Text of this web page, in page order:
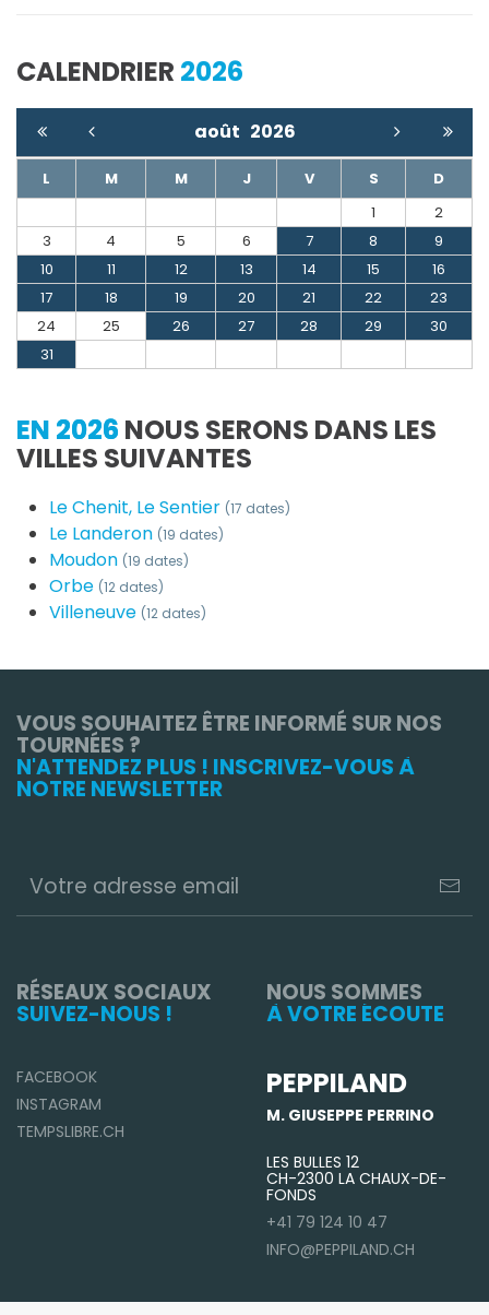
CALENDRIER 2026
août 2026
L M M J V S
D
1
2
3
4 5 6 7 8
9
10
11 12 13 14 15
16
17
18 19 20 21 22
23
24
25 26 27 28 29
30
31
EN 2026 NOUS SERONS DANS LES
VILLES SUIVANTES
Le Chenit, Le Sentier (17 dates)
Le Landeron (19 dates)
Moudon (19 dates)
Orbe (12 dates)
Villeneuve (12 dates)
VOUS SOUHAITEZ ÊTRE INFORMÉ SUR NOS
TOURNÉES ?
N'ATTENDEZ PLUS ! INSCRIVEZ-VOUS À
NOTRE NEWSLETTER
RÉSEAUX SOCIAUX
SUIVEZ-NOUS !
FACEBOOK
INSTAGRAM
TEMPSLIBRE.CH
NOUS SOMMES
À VOTRE ÉCOUTE
PEPPILAND
M. GIUSEPPE PERRINO
LES BULLES 12
CH-2300 LA CHAUX-DE-
FONDS
+41 79 124 10 47
INFO@PEPPILAND.CH